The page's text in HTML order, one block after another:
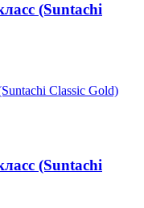
(Suntachi
(Suntachi